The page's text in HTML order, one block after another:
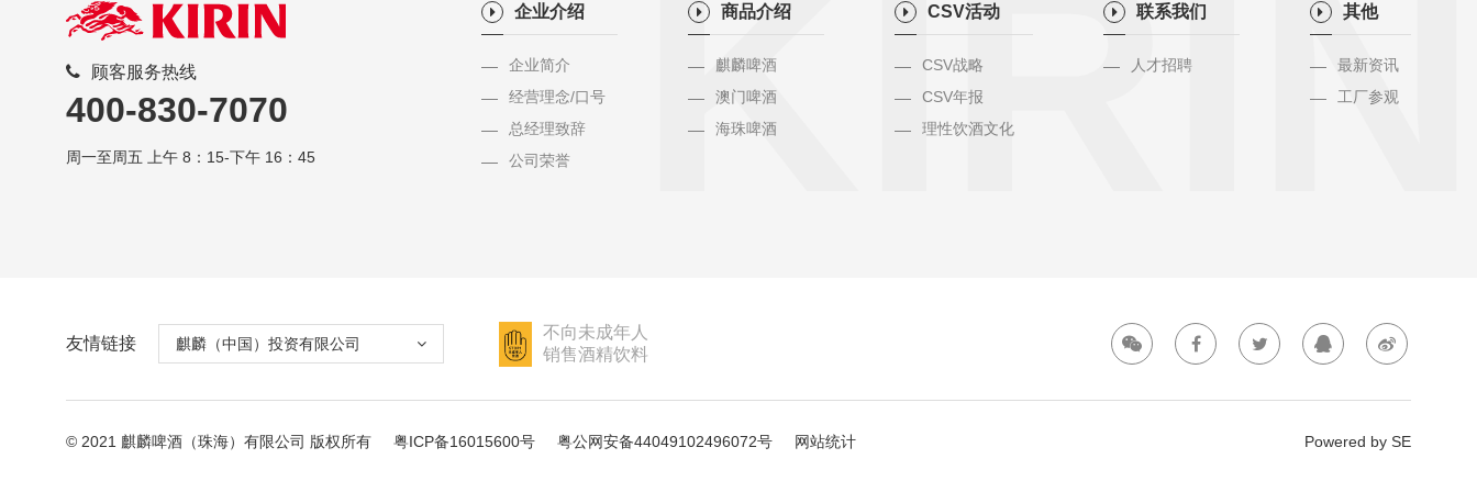
KIRIN
顾客服务热线
400-830-7070
周一至周五 上午 8：15-下午 16：45
企业介绍
企业简介
经营理念/口号
总经理致辞
公司荣誉
商品介绍
麒麟啤酒
澳门啤酒
海珠啤酒
CSV活动
CSV战略
CSV年报
理性饮酒文化
联系我们
人才招聘
其他
最新资讯
工厂参观
友情链接 麒麟（中国）投资有限公司
不向未成年人
销售酒精饮料
© 2021 麒麟啤酒（珠海）有限公司 版权所有 粤ICP备16015600号 粤公网安备44049102496072号 网站统计 Powered by SE